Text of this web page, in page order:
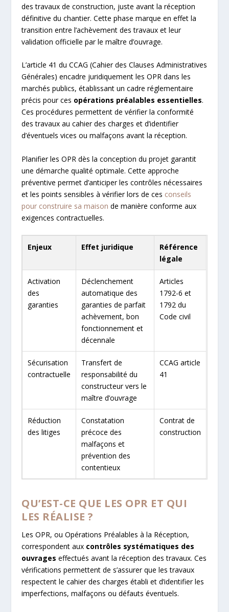
des travaux de construction, juste avant la réception
définitive du chantier. Cette phase marque en effet la
transition entre l’achèvement des travaux et leur
validation officielle par le maître d’ouvrage.
L’article 41 du CCAG (Cahier des Clauses Administratives
Générales) encadre juridiquement les OPR dans les
marchés publics, établissant un cadre réglementaire
précis pour ces opérations préalables essentielles.
Ces procédures permettent de vérifier la conformité
des travaux au cahier des charges et d’identifier
d’éventuels vices ou malfaçons avant la réception.
Planifier les OPR dès la conception du projet garantit
une démarche qualité optimale. Cette approche
préventive permet d’anticiper les contrôles nécessaires
et les points sensibles à vérifier lors de ces conseils
pour construire sa maison de manière conforme aux
exigences contractuelles.
Enjeux Effet juridique
Référence
légale
Activation
des
garanties
Déclenchement
automatique des
garanties de parfait
achèvement, bon
fonctionnement et
décennale
Articles
1792-6 et
1792 du
Code civil
Sécurisation
contractuelle
Transfert de
responsabilité du
constructeur vers le
maître d’ouvrage
CCAG article
41
Réduction
des litiges
Constatation
précoce des
malfaçons et
prévention des
contentieux
Contrat de
construction
QU’EST-CE QUE LES OPR ET QUI
LES RÉALISE ?
Les OPR, ou Opérations Préalables à la Réception,
correspondent aux contrôles systématiques des
ouvrages effectués avant la réception des travaux. Ces
vérifications permettent de s’assurer que les travaux
respectent le cahier des charges établi et d’identifier les
imperfections, malfaçons ou défauts éventuels.